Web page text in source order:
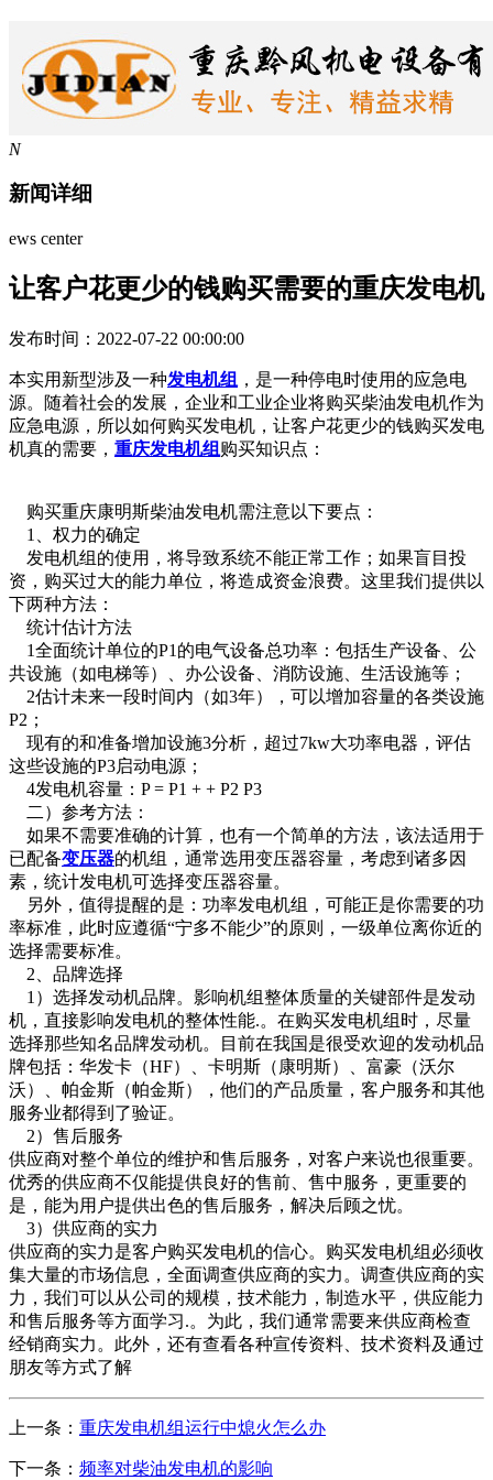
N
新闻详细
ews center
让客户花更少的钱购买需要的重庆发电机
发布时间：2022-07-22 00:00:00
本实用新型涉及一种发电机组 ，是一种停电时使用的应急电
源。随着社会的发展，企业和工业企业将购买柴油发电机作为
应急电源，所以如何购买发电机，让客户花更少的钱购买发电
机真的需要， 重庆发电机组 购买知识点：
购买重庆康明斯柴油发电机需注意以下要点：
1、权力的确定
发电机组的使用，将导致系统不能正常工作；如果盲目投
资，购买过大的能力单位，将造成资金浪费。这里我们提供以
下两种方法：
统计估计方法
1全面统计单位的P1的电气设备总功率：包括生产设备、公
共设施（如电梯等）、办公设备、消防设施、生活设施等；
2估计未来一段时间内（如3年），可以增加容量的各类设施
P2；
现有的和准备增加设施3分析，超过7kw大功率电器，评估
这些设施的P3启动电源；
4发电机容量：P = P1 + + P2 P3
二）参考方法：
如果不需要准确的计算，也有一个简单的方法，该法适用于
已配备变压器的机组，通常选用变压器容量，考虑到诸多因
素，统计发电机可选择变压器容量。
另外，值得提醒的是：功率发电机组，可能正是你需要的功
率标准，此时应遵循“宁多不能少”的原则，一级单位离你近的
选择需要标准。
2、品牌选择
1）选择发动机品牌。影响机组整体质量的关键部件是发动
机，直接影响发电机的整体性能.。在购买发电机组时，尽量
选择那些知名品牌发动机。目前在我国是很受欢迎的发动机品
牌包括：华发卡（HF）、卡明斯（康明斯）、富豪（沃尔
沃）、帕金斯（帕金斯），他们的产品质量，客户服务和其他
服务业都得到了验证。
2）售后服务
供应商对整个单位的维护和售后服务，对客户来说也很重要。
优秀的供应商不仅能提供良好的售前、售中服务，更重要的
是，能为用户提供出色的售后服务，解决后顾之忧。
3）供应商的实力
供应商的实力是客户购买发电机的信心。购买发电机组必须收
集大量的市场信息，全面调查供应商的实力。调查供应商的实
力，我们可以从公司的规模，技术能力，制造水平，供应能力
和售后服务等方面学习.。为此，我们通常需要来供应商检查
经销商实力。此外，还有查看各种宣传资料、技术资料及通过
朋友等方式了解
上一条： 重庆发电机组运行中熄火怎么办
下一条： 频率对柴油发电机的影响